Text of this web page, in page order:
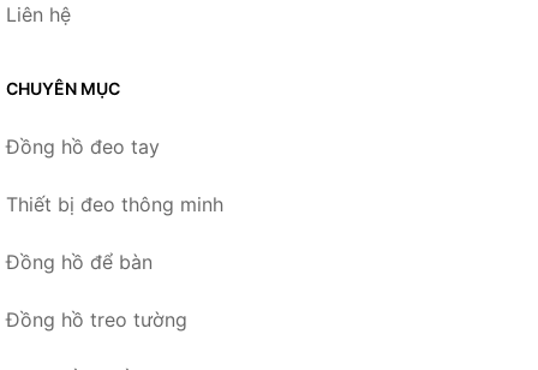
Liên hệ
CHUYÊN MỤC
Đồng hồ đeo tay
Thiết bị đeo thông minh
Đồng hồ để bàn
Đồng hồ treo tường